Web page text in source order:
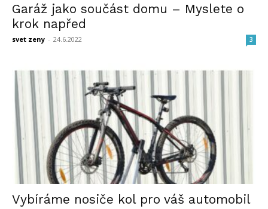
Garáž jako součást domu – Myslete o
krok napřed
svet zeny - 24.6.2022 3
Vybíráme nosiče kol pro váš automobil